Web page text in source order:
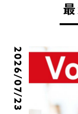
2026/07/23